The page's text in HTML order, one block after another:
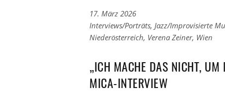
17. März 2026
Links
zu
Kategorien
Interviews/Porträts, Jazz/Improvisierte
Links
den
Tags
Niederösterreich, Verena Zeiner, Wien
„ICH MACHE DAS NICHT, UM
MICA-INTERVIEW